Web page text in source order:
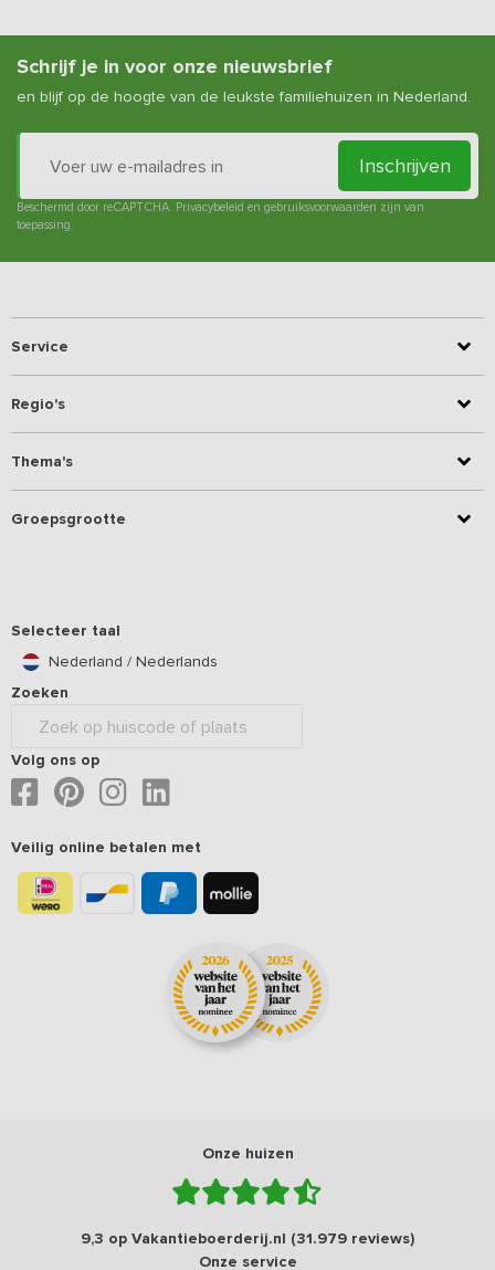
Schrijf je in voor onze nieuwsbrief
en blijf op de hoogte van de leukste familiehuizen in Nederland.
Inschrijven
Beschermd door reCAPTCHA. Privacybeleid en gebruiksvoorwaarden zijn van
toepassing.
Service
Regio's
Thema's
Groepsgrootte
Selecteer taal
Nederland / Nederlands
Zoeken
Volg ons op
Veilig online betalen met
Onze huizen
9,3 op Vakantieboerderij.nl (31.979 reviews)
Onze service